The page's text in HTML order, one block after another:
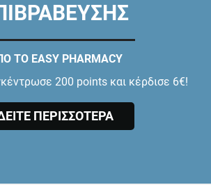
ΤΟ EASY PHARMACY
200 points και κέρδισε 6€!
ΠΕΡΙΣΣΟΤΕΡΑ